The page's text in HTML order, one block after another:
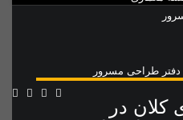
دفتر طراحی مسرور
کلان در